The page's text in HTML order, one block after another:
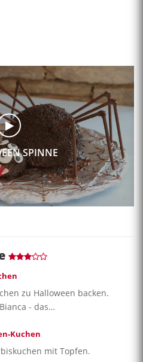
SPINNE
zu Halloween backen.
- das…
Kuchen
mit Topfen.